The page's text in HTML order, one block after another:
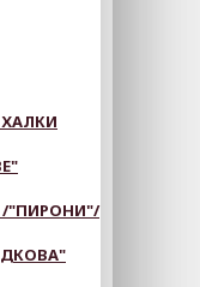
/"ПИРОНИ"/